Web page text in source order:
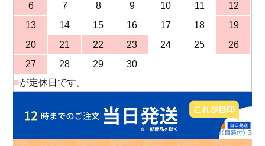
6
7 8 9 10 11
12
13
14 15 16 17 18
19
20
21 22 23 24 25
26
27
28 29
30
■が定休日です。